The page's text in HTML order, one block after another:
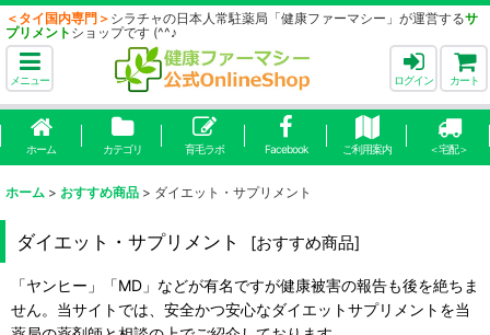
＜タイ国内専門＞ シラチャの日本人常駐薬局「健康ファーマシー」が運営するサ
プリメント ショップです (^^♪
メニュー ログイン カート
ホーム カテゴリ 育毛ラボ Facebook ご利用案内 ＜宅配＞
ホーム > おすすめ商品 > ダイエット・サプリメント
ダイエット・サプリメント [おすすめ商品]
「ヤンヒー」「MD」などが有名ですが健康被害の報告も後を絶ちま
せん。当サイトでは、安全かつ安心なダイエットサプリメントを当